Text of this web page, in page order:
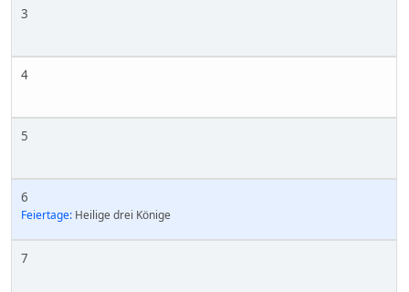
3
4
5
6
Feiertage: Heilige drei Könige
7